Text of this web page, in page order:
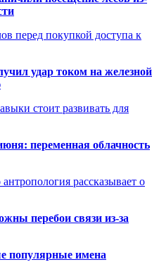
перед покупкой доступа к
удар током на железной
стоит развивать для
переменная облачность
рассказывает о
перебои связи из-за
популярные имена